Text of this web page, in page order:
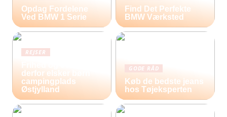
Opdag Fordelene
Ved BMW 1 Serie
Find Det Perfekte
BMW Værksted
REJSER
derfor elsker børn
campingplads
Østjylland
GODE RÅD
Køb de bedste jeans
hos Tøjeksperten